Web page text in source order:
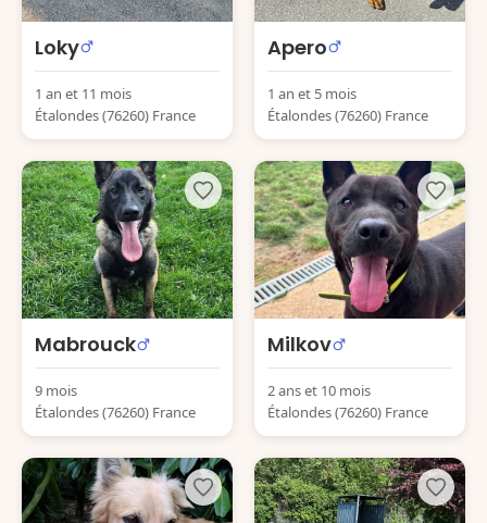
Loky
1 an et 11 mois
Étalondes (76260) France
Apero
1 an et 5 mois
Étalondes (76260) France
Mabrouck
9 mois
Étalondes (76260) France
Milkov
2 ans et 10 mois
Étalondes (76260) France